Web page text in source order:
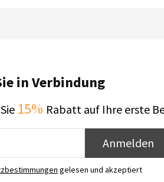
in Verbindung
15% Rabatt auf Ihre erste
Anmelden
gelesen und akzeptiert